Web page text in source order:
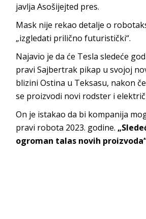
javlja Asošijejted pres.
Mask nije rekao detalje o
„izgledati prilično futuristički“.
Najavio je da će Tesla sledeće
pravi Sajbertrak pikap u svojoj
blizini Ostina u Teksasu, nakon
se proizvodi novi rodster i
On je istakao da bi kompanija
pravi robota 2023. godine.
ogroman talas novih